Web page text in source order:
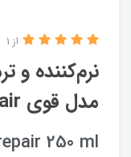
مدل قوی Repair حجم ۲۵۰ میلی‌لیتر
از 1
250 ml